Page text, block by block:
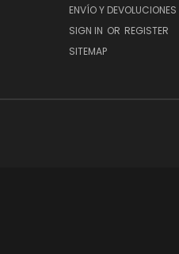
ENVÍO Y DEVOLUCIONES
SIGN IN OR REGISTER
SITEMAP